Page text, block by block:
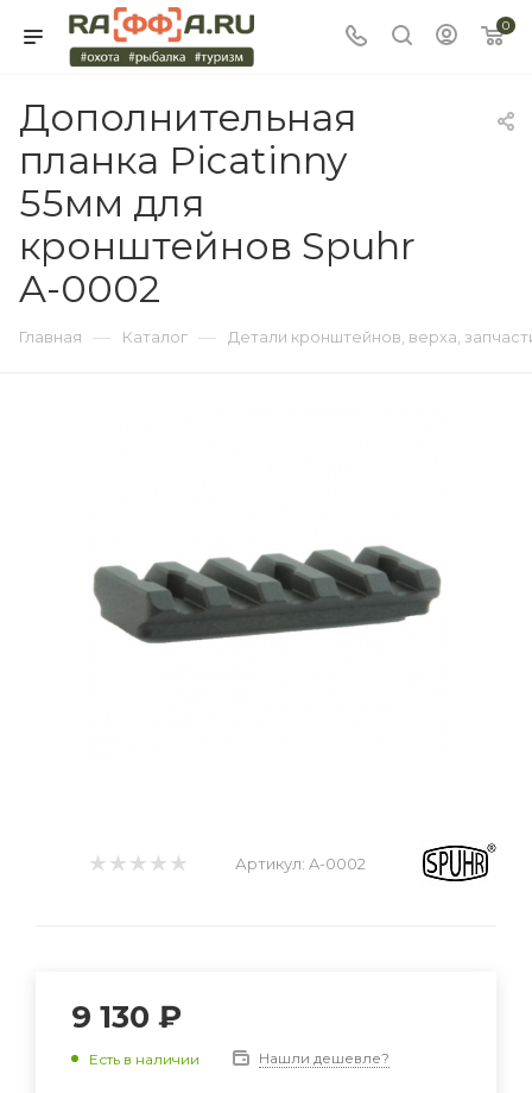
0
Дополнительная
планка Picatinny
55мм для
кронштейнов Spuhr
A-0002
Главная — Каталог — Детали кронштейнов, верха,
Артикул: A-0002
9 130 ₽
Есть в наличии Нашли дешевле?